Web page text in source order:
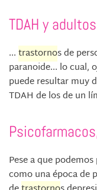
TDAH y adultos
...trastornos de
paranoide... lo cual,
puede resultar muy
TDAH de los de un
Pese a que
como una época de